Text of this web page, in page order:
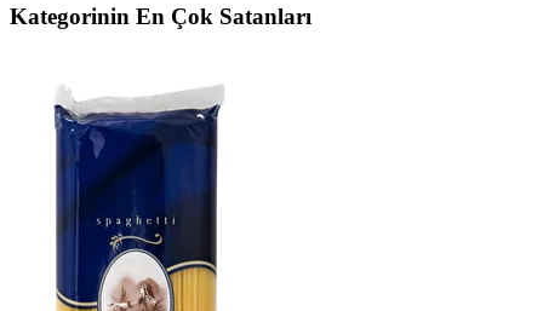
Kategorinin En Çok Satanları